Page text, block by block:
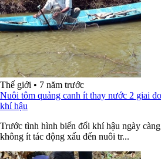
Thế giới • 7 năm trước
Nuôi tôm quảng canh ít thay nước 2 giai
khí hậu
Trước tình hình biến đổi khí hậu ngày
không ít tác động xấu đến nuôi tr...